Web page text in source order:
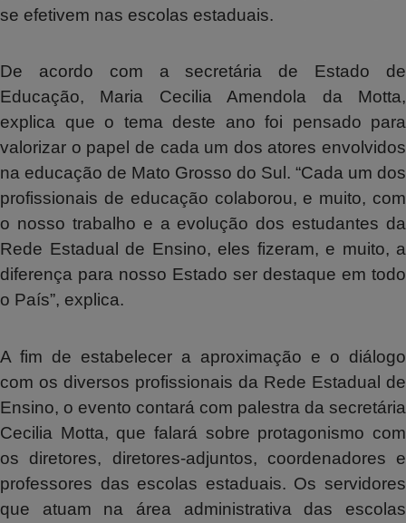
se efetivem nas escolas estaduais.
De acordo com a secretária de Estado de
Educação, Maria Cecilia Amendola da Motta,
explica que o tema deste ano foi pensado para
valorizar o papel de cada um dos atores envolvidos
na educação de Mato Grosso do Sul. “Cada um dos
profissionais de educação colaborou, e muito, com
o nosso trabalho e a evolução dos estudantes da
Rede Estadual de Ensino, eles fizeram, e muito, a
diferença para nosso Estado ser destaque em todo
o País”, explica.
A fim de estabelecer a aproximação e o diálogo
com os diversos profissionais da Rede Estadual de
Ensino, o evento contará com palestra da secretária
Cecilia Motta, que falará sobre protagonismo com
os diretores, diretores-adjuntos, coordenadores e
professores das escolas estaduais. Os servidores
que atuam na área administrativa das escolas